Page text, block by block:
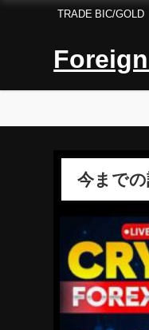
TRADE BIC/GOLD
今まで